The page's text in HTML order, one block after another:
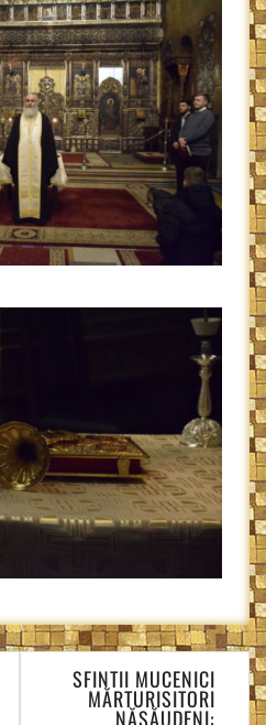
SFINTII MUCENICI
MĂRTURISITORI
NĂSĂUDENI: